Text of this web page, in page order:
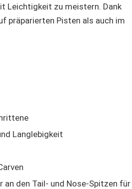
Leichtigkeit zu meistern. Dank
präparierten Pisten als auch im
Langlebigkeit
den Tail- und Nose-Spitzen für